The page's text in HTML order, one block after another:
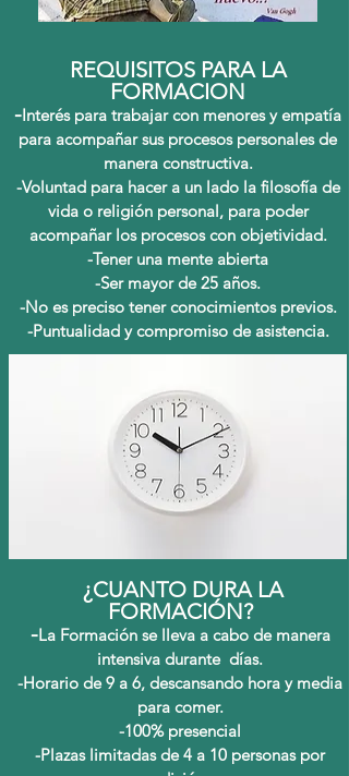
REQUISITOS PARA LA
FORMACION
-Interés para trabajar con menores y empatía
para acompañar sus procesos personales de
manera constructiva.
-Voluntad para hacer a un lado la filosofía de
vida o religión personal, para poder
acompañar los procesos con objetividad.
-Tener una mente abierta
-Ser mayor de 25 años.
-No es preciso tener conocimientos previos.
-Puntualidad y compromiso de asistencia.
¿CUANTO DURA LA
FORMACIÓN?
-La Formación se lleva a cabo de manera
intensiva durante días.
-Horario de 9 a 6, descansando hora y media
para comer.
-100% presencial
-Plazas limitadas de 4 a 10 personas por